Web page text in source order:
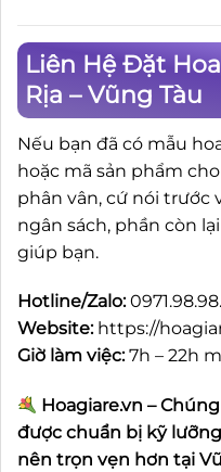
Liên Hệ Đặt
Rịa – Vũng Tàu
Nếu bạn đã có mẫu
hoặc mã sản phẩm
phân vân, cứ nói trước
ngân sách, phần còn
giúp bạn.
Hotline/Zalo:
Website: https://
Giờ làm việc:7h – 22h
Hoagiare.vn –
được chuẩn bị kỹ
nên trọn vẹn hơn tại